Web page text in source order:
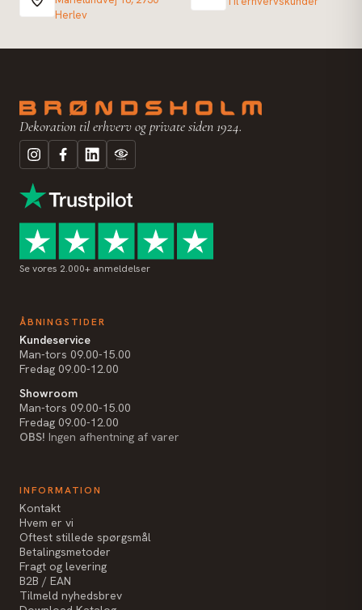
Herlev
Dekoration til erhverv og private siden 1924.
Se vores 2.000+ anmeldelser
ÅBNINGSTIDER
Kundeservice
Man-tors 09.00-15.00
Fredag 09.00-12.00
Showroom
Man-tors 09.00-15.00
Fredag 09.00-12.00
OBS! Ingen afhentning af varer
INFORMATION
Kontakt
Hvem er vi
Oftest stillede spørgsmål
Betalingsmetoder
Fragt og levering
B2B / EAN
Tilmeld nyhedsbrev